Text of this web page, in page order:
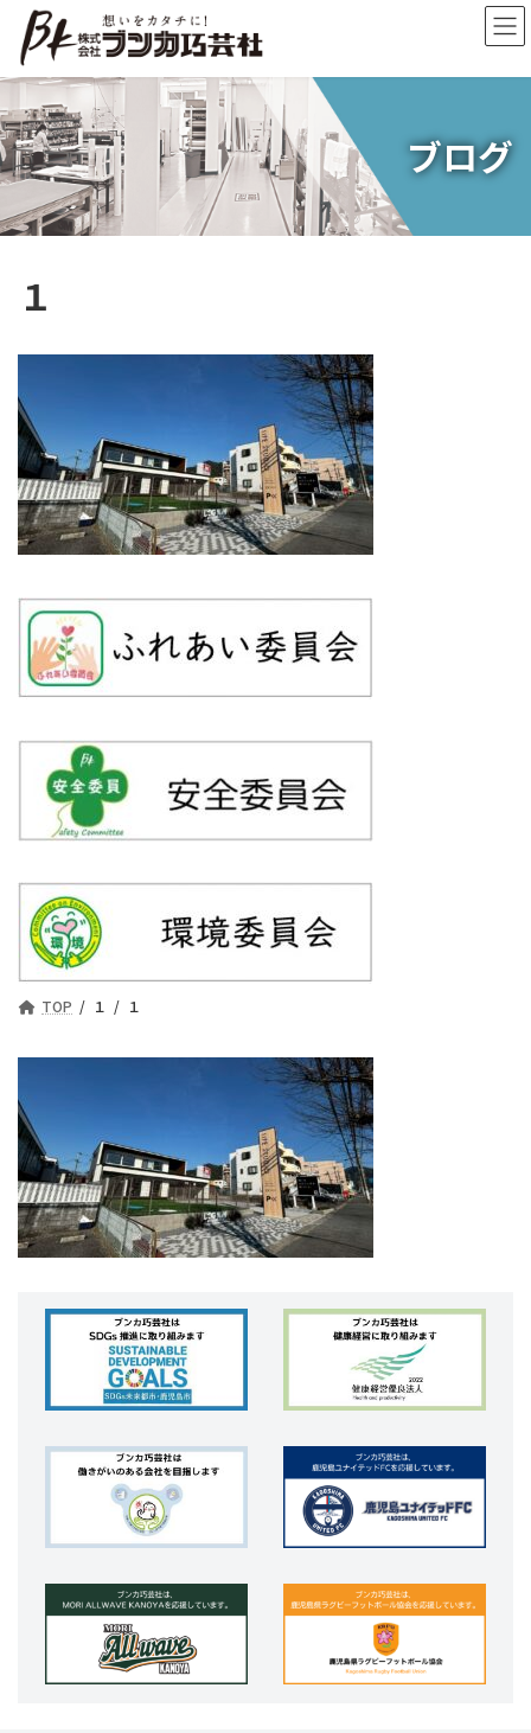
ン
ツ
へ
ス
キ
ッ
プ
ー
シ
ョ
ン
に
移
動
ブログ
１
TOP １ １